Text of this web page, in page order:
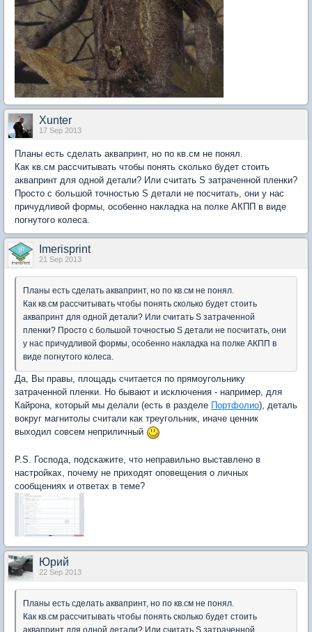
Xunter
17 Sep 2013
Планы есть сделать аквапринт, но по кв.см не понял.
Как кв.см рассчитывать чтобы понять сколько будет стоить
аквапринт для одной детали? Или считать S затраченной пленки?
Просто с большой точностью S детали не посчитать, они у нас
причудливой формы, особенно накладка на полке АКПП в виде
погнутого колеса.
Imerisprint
21 Sep 2013
Планы есть сделать аквапринт, но по кв.см не понял.
Как кв.см рассчитывать чтобы понять сколько будет стоить
аквапринт для одной детали? Или считать S затраченной
пленки? Просто с большой точностью S детали не посчитать, они
у нас причудливой формы, особенно накладка на полке АКПП в
виде погнутого колеса.
Да, Вы правы, площадь считается по прямоугольнику
затраченной пленки. Но бывают и исключения - например, для
Кайрона, который мы делали (есть в разделе Портфолио), деталь
вокруг магнитолы считали как треугольник, иначе ценник
выходил совсем неприличный
P.S. Господа, подскажите, что неправильно выставлено в
настройках, почему не приходят оповещения о личных
сообщениях и ответах в теме?
Юрий
22 Sep 2013
Планы есть сделать аквапринт, но по кв.см не понял.
Как кв.см рассчитывать чтобы понять сколько будет стоить
аквапринт для одной детали? Или считать S затраченной